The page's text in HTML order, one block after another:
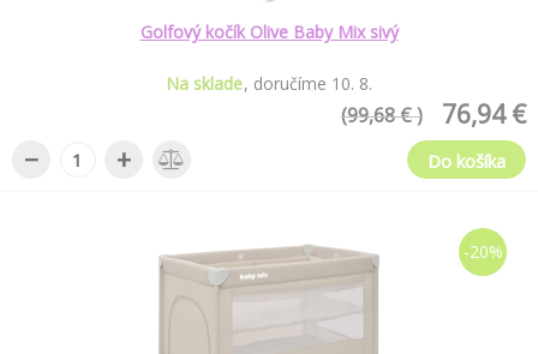
Golfový kočík Olive Baby Mix sivý
Na sklade doručíme 10. 8.
76,94 €
(99,68 € )
− + Do košíka
-20%